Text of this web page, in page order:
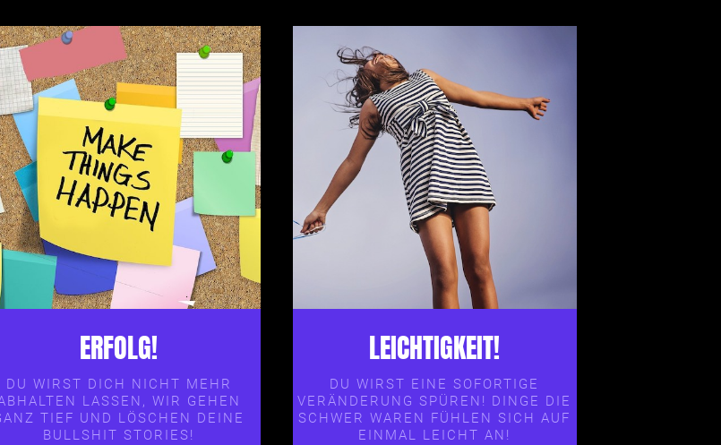
ERFOLG!
DU WIRST DICH NICHT MEHR
LASSEN, WIR GEHEN
TIEF UND LÖSCHEN DEINE
BULLSHIT STORIES!
LEICHTIGKEIT!
DU WIRST EINE SOFORTIGE
VERÄNDERUNG SPÜREN! DINGE DIE
SCHWER WAREN FÜHLEN SICH AUF
EINMAL LEICHT AN!